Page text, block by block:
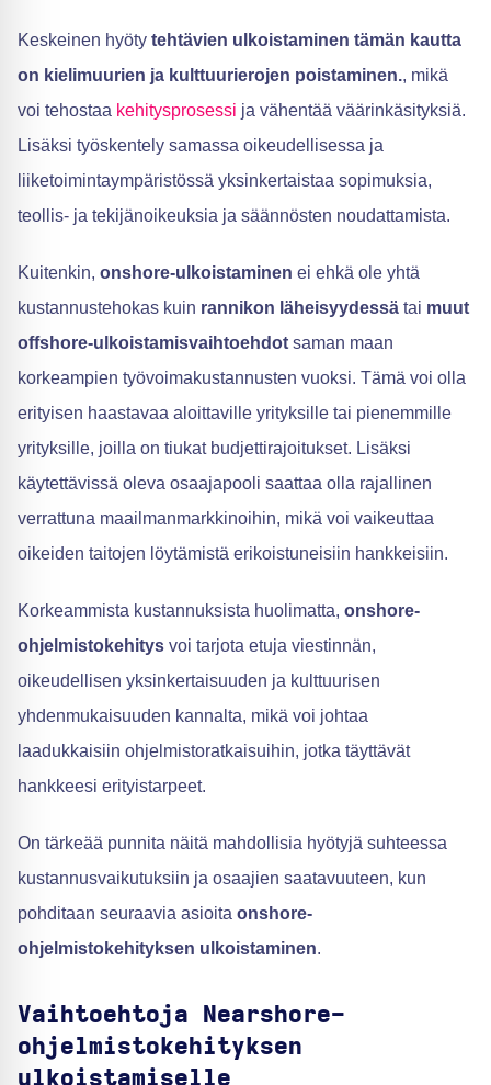
Keskeinen hyöty tehtävien ulkoistaminen tämän kautta
on kielimuurien ja kulttuurierojen poistaminen., mikä
voi tehostaa kehitysprosessi ja vähentää väärinkäsityksiä.
Lisäksi työskentely samassa oikeudellisessa ja
liiketoimintaympäristössä yksinkertaistaa sopimuksia,
teollis- ja tekijänoikeuksia ja säännösten noudattamista.
Kuitenkin, onshore-ulkoistaminen ei ehkä ole yhtä
kustannustehokas kuin rannikon läheisyydessä tai muut
offshore-ulkoistamisvaihtoehdot saman maan
korkeampien työvoimakustannusten vuoksi. Tämä voi olla
erityisen haastavaa aloittaville yrityksille tai pienemmille
yrityksille, joilla on tiukat budjettirajoitukset. Lisäksi
käytettävissä oleva osaajapooli saattaa olla rajallinen
verrattuna maailmanmarkkinoihin, mikä voi vaikeuttaa
oikeiden taitojen löytämistä erikoistuneisiin hankkeisiin.
Korkeammista kustannuksista huolimatta, onshore-
ohjelmistokehitys voi tarjota etuja viestinnän,
oikeudellisen yksinkertaisuuden ja kulttuurisen
yhdenmukaisuuden kannalta, mikä voi johtaa
laadukkaisiin ohjelmistoratkaisuihin, jotka täyttävät
hankkeesi erityistarpeet.
On tärkeää punnita näitä mahdollisia hyötyjä suhteessa
kustannusvaikutuksiin ja osaajien saatavuuteen, kun
pohditaan seuraavia asioita onshore-
ohjelmistokehityksen ulkoistaminen.
Vaihtoehtoja Nearshore-
ohjelmistokehityksen
ulkoistamiselle